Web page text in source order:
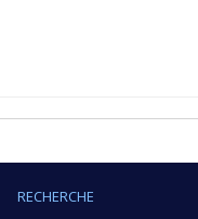
RECHERCHE